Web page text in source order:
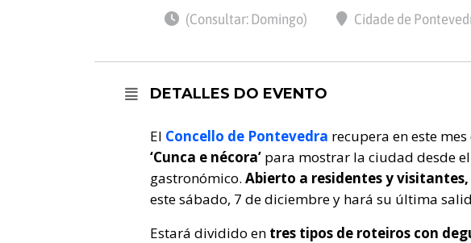
(Consultar: Domingo) Cidade de
DETALLES DO EVENTO
El Concello de Pontevedra recupera en este
‘Cunca e nécora’ para mostrar la ciudad desde
gastronómico. Abierto a residentes y visitantes,
este sábado, 7 de diciembre y hará su última
Estará dividido en tres tipos de roteiros con